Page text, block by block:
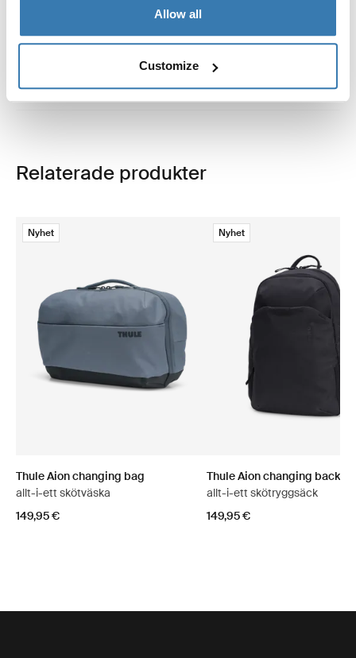
Allow all
Customize
Webbplats: www.thule.com
Relaterade produkter
Nyhet
Thule Aion changing bag
allt-i-ett skötväska
149,95 €
Nyhet
Thule Aion changing
allt-i-ett skötryggsäck
149,95 €